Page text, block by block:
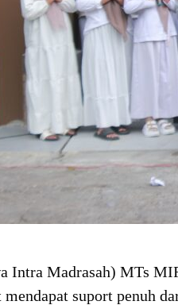
Intra Madrasah) MTs
mendapat suport penuh